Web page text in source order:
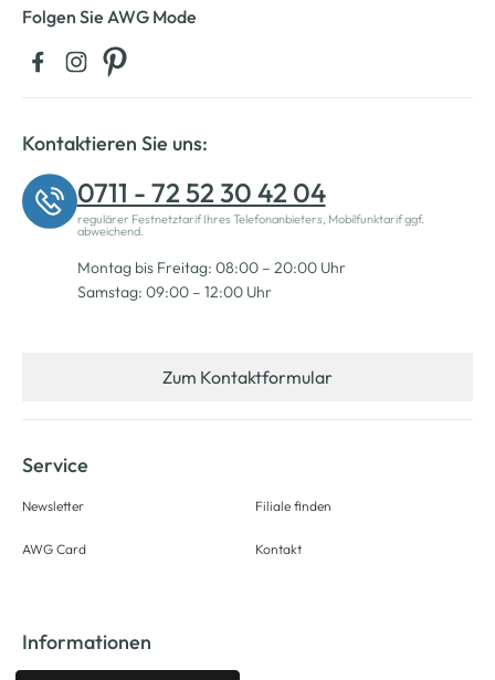
Folgen Sie AWG Mode
Kontaktieren Sie uns:
0711 - 72 52 30 42 04
regulärer Festnetztarif Ihres Telefonanbieters, Mobilfunktarif ggf.
abweichend.
Montag bis Freitag: 08:00 – 20:00 Uhr
Samstag: 09:00 – 12:00 Uhr
Zum Kontaktformular
Service
Newsletter
AWG Card
Filiale finden
Kontakt
Informationen